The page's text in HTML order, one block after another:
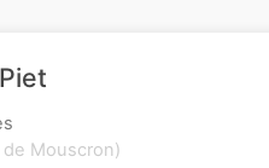
de Mouscron)